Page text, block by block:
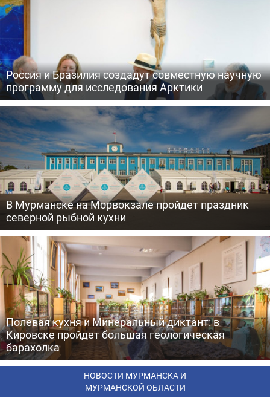
Россия и Бразилия создадут совместную научную
программу для исследования Арктики
В Мурманске на Морвокзале пройдет праздник
северной рыбной кухни
Полевая кухня и Минеральный диктант: в
Кировске пройдет большая геологическая
барахолка
НОВОСТИ МУРМАНСКА И
МУРМАНСКОЙ ОБЛАСТИ